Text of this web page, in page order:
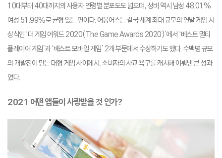
10대부터 40대까지의 사용자 연령별 분포도도 넓으며, 성비 역시 남성 48.01%
여성 51.99%로 균형 있는 편이다. 어몽어스는 결국 세계 최대 규모의 연말 게임 시
상식인 ‘더 게임 어워드 2020(The Game Awards 2020)’에서 ‘베스트 멀티
플레이어 게임’과 ‘베스트 모바일 게임’ 2개 부문에서 수상하기도 했다. 수백명 규모
의 개발진이 만든 대형 게임 사이에서, 소비자의 사교 욕구를 캐치해 이뤄낸 큰 성과
였다.
2021 어떤 앱들이 사랑받을 것 인가?